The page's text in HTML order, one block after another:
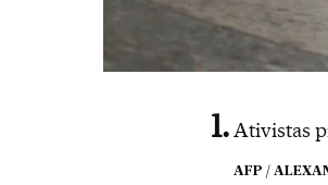
Ativistas
AFP /